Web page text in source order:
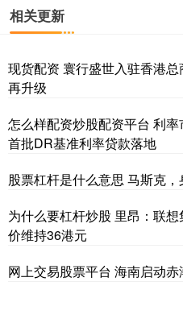
相关更新
现货配资 寰行盛世入驻香港
再升级
怎么样配资炒股配资平台 利
首批DR基准利率贷款落地
股票杠杆是什么意思 马斯克，
为什么要杠杆炒股 里昂：联
价维持36港元
网上交易股票平台 海南启动